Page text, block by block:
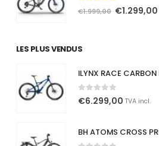
€1.799,00.
out of 5
€1.999,00 Le
€1.299,00
LES PLUS VENDUS
ILYNX RACE CARBON
0out of 5
€6.299,00 TVA incl.
BH ATOMS CROSS